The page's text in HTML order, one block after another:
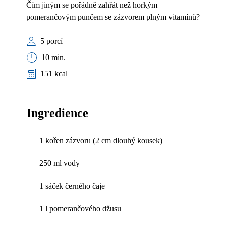
Čím jiným se pořádně zahřát než horkým
pomerančovým punčem se zázvorem plným vitamínů?
5 porcí
10 min.
151 kcal
Ingredience
1 kořen zázvoru (2 cm dlouhý kousek)
250 ml vody
1 sáček černého čaje
1 l pomerančového džusu